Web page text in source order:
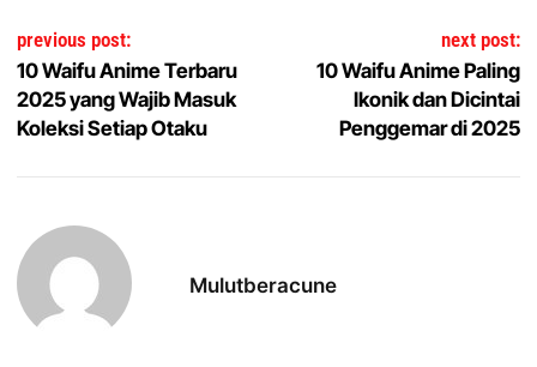
Navigasi pos
previous post:
10 Waifu Anime Terbaru
2025 yang Wajib Masuk
Koleksi Setiap Otaku
next post:
10 Waifu Anime Paling
Ikonik dan Dicintai
Penggemar di 2025
Mulutberacune